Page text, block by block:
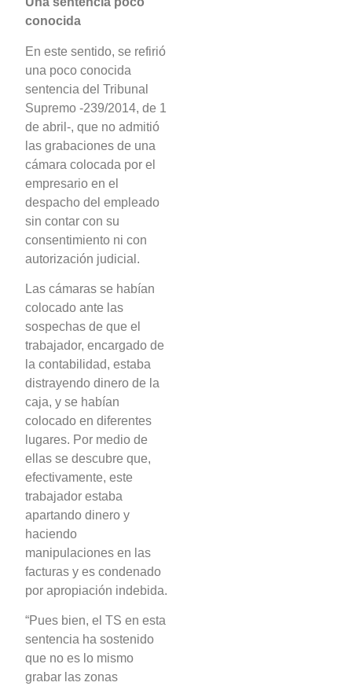
conocida
En este sentido, se refirió
una poco conocida
sentencia del Tribunal
Supremo -239/2014, de 1
de abril-, que no admitió
las grabaciones de una
cámara colocada por el
empresario en el
despacho del empleado
sin contar con su
consentimiento ni con
autorización judicial.
Las cámaras se habían
colocado ante las
sospechas de que el
trabajador, encargado de
la contabilidad, estaba
distrayendo dinero de la
caja, y se habían
colocado en diferentes
lugares. Por medio de
ellas se descubre que,
efectivamente, este
trabajador estaba
apartando dinero y
haciendo
manipulaciones en las
facturas y es condenado
por apropiación indebida.
“Pues bien, el TS en esta
sentencia ha sostenido
que no es lo mismo
grabar las zonas